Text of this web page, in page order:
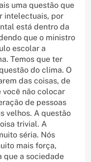
uma questão que
intelectuais, por
está dentro da
que o ministro
escolar a
Temos que ter
do clima. O
das coisas, de
não colocar
de pessoas
velhos. A questão
trivial. A
séria. Nós
mais força,
que a sociedade